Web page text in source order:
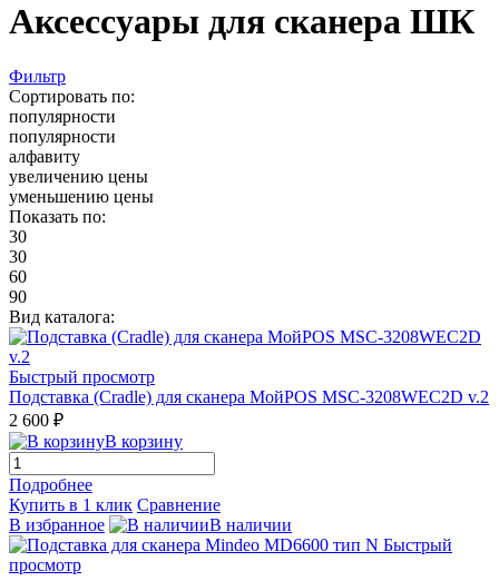
Аксессуары для сканера ШК
Фильтр
Сортировать по:
популярности
популярности
алфавиту
увеличению цены
уменьшению цены
Показать по:
30
30
60
90
Вид каталога:
Быстрый просмотр
Подставка (Cradle) для сканера МойPOS MSC-3208WEC2D v.2
2 600 ₽
В корзину
Подробнее
Купить в 1 клик Сравнение
В избранное
В наличии
Быстрый
просмотр